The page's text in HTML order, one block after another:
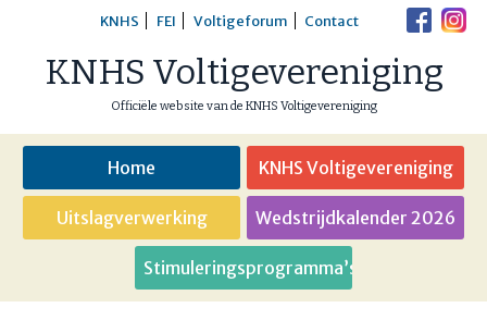
content
KNHS FEI Voltigeforum Contact
KNHS Voltigevereniging
Officiële website van de KNHS Voltigevereniging
Home KNHS Voltigevereniging
Uitslagverwerking Wedstrijdkalender 2026
Stimuleringsprogramma’s